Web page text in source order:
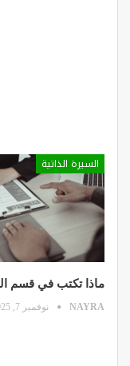
السيرة الذاتية
ماذا تكتب في قسم
NAYRA نوفمبر 7, 2025